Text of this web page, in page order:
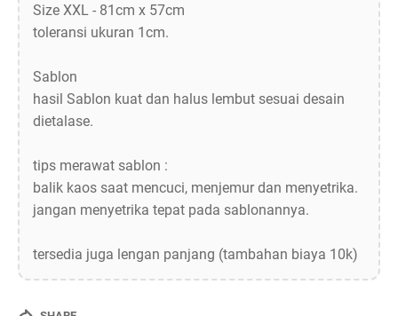
Size XXL - 81cm x 57cm
toleransi ukuran 1cm.
Sablon
hasil Sablon kuat dan halus lembut sesuai desain
dietalase.
tips merawat sablon :
balik kaos saat mencuci, menjemur dan menyetrika.
jangan menyetrika tepat pada sablonannya.
tersedia juga lengan panjang (tambahan biaya 10k)